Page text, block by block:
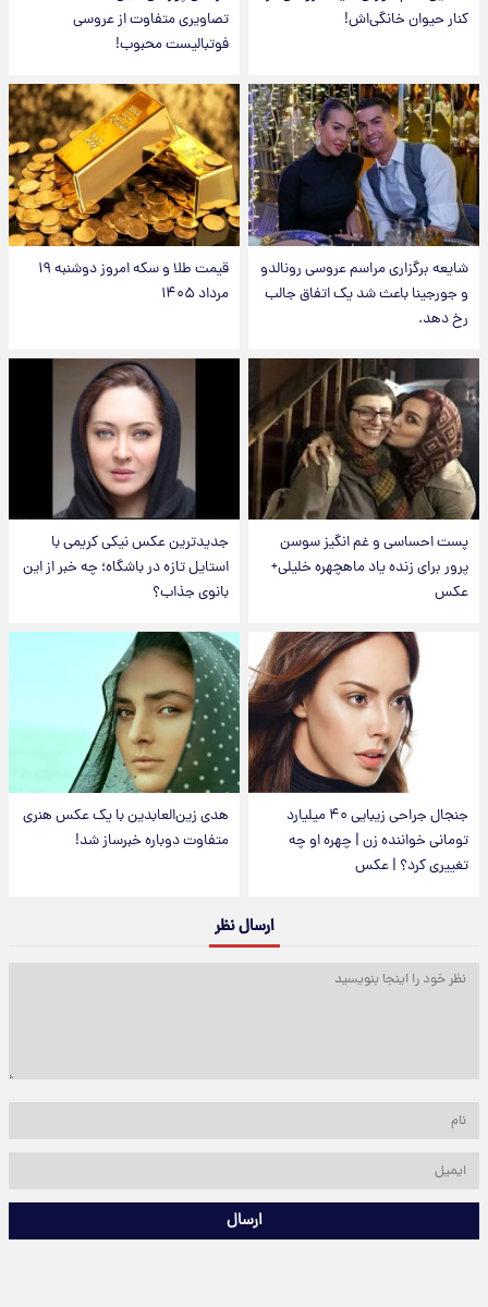
کنار حیوان خانگی‌اش!
تصاویری متفاوت از عروسی
فوتبالیست محبوب!
شایعه برگزاری مراسم عروسی رونالدو
و جورجینا باعث شد یک اتفاق جالب
رخ دهد.
قیمت طلا و سکه امروز دوشنبه ۱۹
مرداد ۱۴۰۵
پست احساسی و غم انگیز سوسن
پرور برای زنده یاد ماهچهره خلیلی+
عکس
جدیدترین عکس نیکی کریمی با
استایل تازه در باشگاه؛ چه خبر از این
بانوی جذاب؟
جنجال جراحی زیبایی ۴۰ میلیارد
تومانی خواننده زن | چهره او چه
تغییری کرد؟ | عکس
هدی زین‌العابدین با یک عکس هنری
متفاوت دوباره خبرساز شد!
ارسال نظر
ارسال